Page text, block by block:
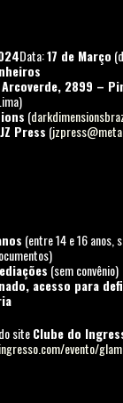
Data:17 de Março
Arcoverde, 2899 –
(
JZ Press (
(entre 14 e 16 anos,
(sem convênio)
acesso para
siteClube do
evento/